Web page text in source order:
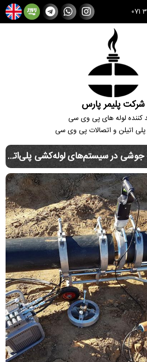
071
شرکت پلیمر پارس
کننده لوله های پی وی سی
پلی اتیلن و اتصالات پی وی سی
نقش کلیدی اتصالات جوشی در سیستم‌های لوله‌کشی پلی‌اتیلن